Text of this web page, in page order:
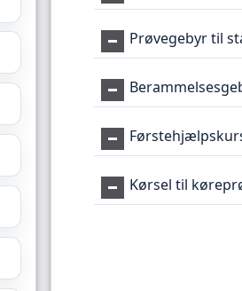
Prøvegebyr til
Kørsel til